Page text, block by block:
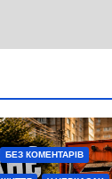
БЕЗ КОМЕНТАРІВ